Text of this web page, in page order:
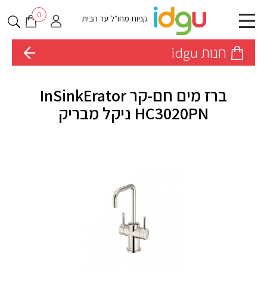
קניות מחו״ל עד הבית 0
חנות idgu
ברז מים חם-קר InSinkErator
HC3020PN ניקל מבריק